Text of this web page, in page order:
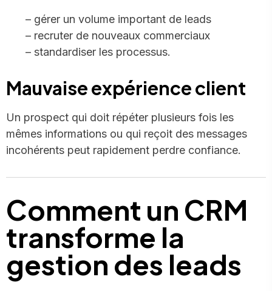
– gérer un volume important de leads
– recruter de nouveaux commerciaux
– standardiser les processus.
Mauvaise expérience client
Un prospect qui doit répéter plusieurs fois les
mêmes informations ou qui reçoit des messages
incohérents peut rapidement perdre confiance.
Comment un CRM
transforme la
gestion des leads